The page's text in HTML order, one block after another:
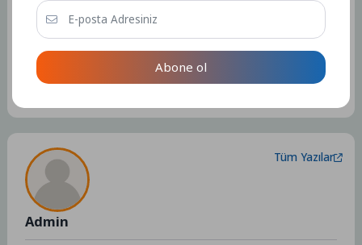
Etiketler :Bu yazıya ait etiket bulunamadı.
Admin
Tüm Yazılar
Abone ol